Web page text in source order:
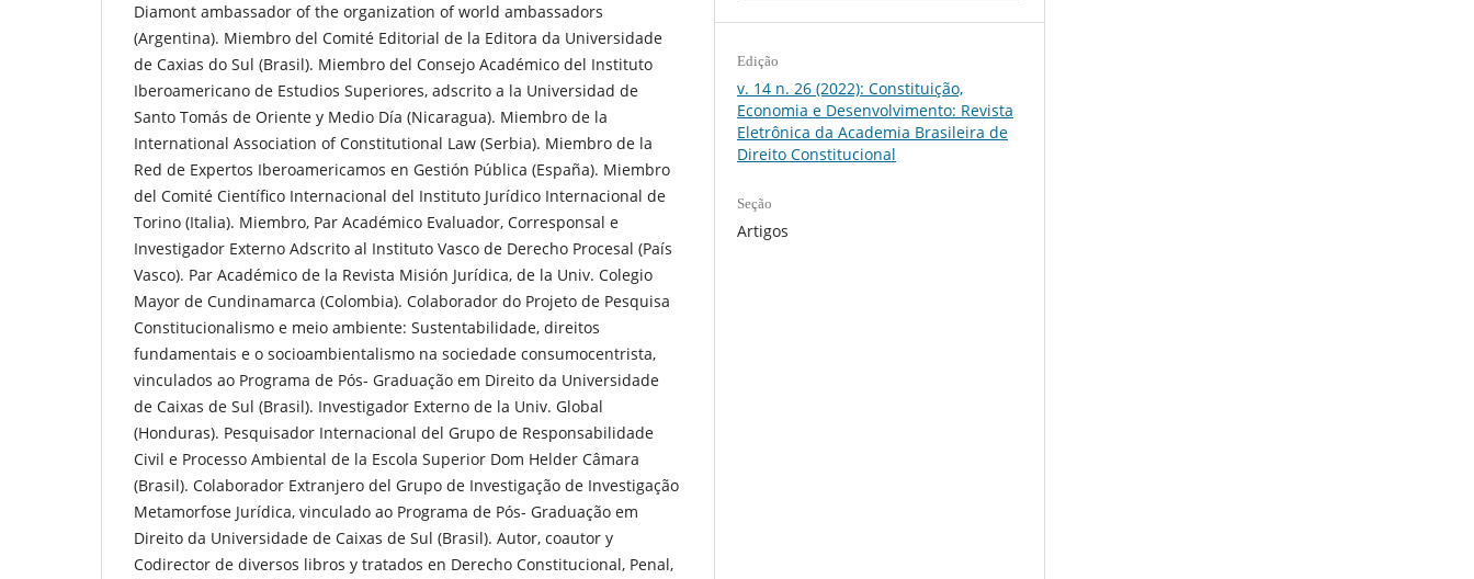
Diamont ambassador of the organization of world ambassadors
(Argentina). Miembro del Comité Editorial de la Editora da Universidade
de Caxias do Sul (Brasil). Miembro del Consejo Académico del Instituto
Iberoamericano de Estudios Superiores, adscrito a la Universidad de
Santo Tomás de Oriente y Medio Día (Nicaragua). Miembro de la
International Association of Constitutional Law (Serbia). Miembro de la
Red de Expertos Iberoamericamos en Gestión Pública (España). Miembro
del Comité Científico Internacional del Instituto Jurídico Internacional de
Torino (Italia). Miembro, Par Académico Evaluador, Corresponsal e
Investigador Externo Adscrito al Instituto Vasco de Derecho Procesal (País
Vasco). Par Académico de la Revista Misión Jurídica, de la Univ. Colegio
Mayor de Cundinamarca (Colombia). Colaborador do Projeto de Pesquisa
Constitucionalismo e meio ambiente: Sustentabilidade, direitos
fundamentais e o socioambientalismo na sociedade consumocentrista,
vinculados ao Programa de Pós- Graduação em Direito da Universidade
de Caixas de Sul (Brasil). Investigador Externo de la Univ. Global
(Honduras). Pesquisador Internacional del Grupo de Responsabilidade
Civil e Processo Ambiental de la Escola Superior Dom Helder Câmara
(Brasil). Colaborador Extranjero del Grupo de Investigação de Investigação
Metamorfose Jurídica, vinculado ao Programa de Pós- Graduação em
Direito da Universidade de Caixas de Sul (Brasil). Autor, coautor y
Codirector de diversos libros y tratados en Derecho Constitucional, Penal,
Edição
v. 14 n. 26 (2022): Constituição,
Economia e Desenvolvimento: Revista
Eletrônica da Academia Brasileira de
Direito Constitucional
Seção
Artigos